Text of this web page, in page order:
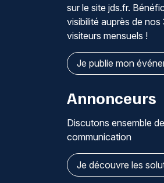
sur le site jds.fr.
visibilité auprès de
visiteurs mensuels !
Je publie mon
Annonceurs
Discutons ensemble
communication
Je découvre les